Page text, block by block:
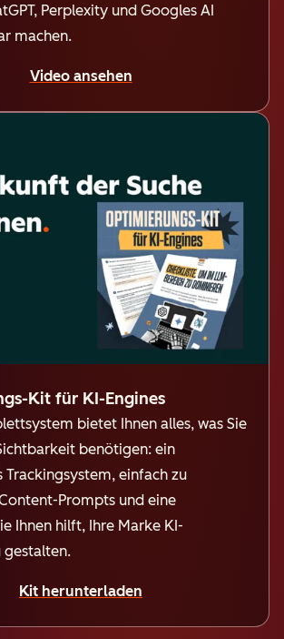
Perplexity und Googles AI
machen.
Video ansehen
Kit für KI-Engines
bietet Ihnen alles, was Sie
benötigen: ein
Trackingsystem, einfach zu
Prompts und eine
Ihnen hilft, Ihre Marke KI-
gestalten.
Kit herunterladen